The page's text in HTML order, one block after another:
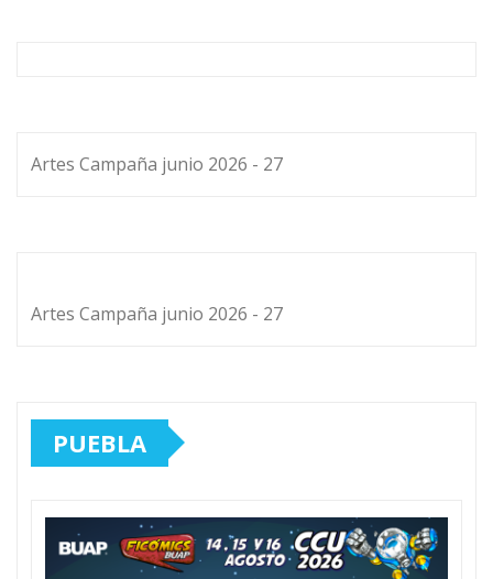
Artes Campaña junio 2026 - 27
Artes Campaña junio 2026 - 27
PUEBLA